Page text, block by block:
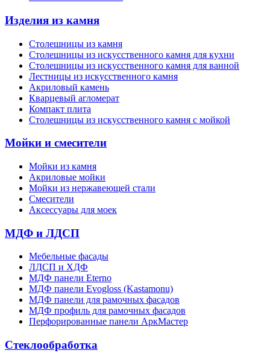
Изделия из камня
Столешницы из камня
Cтолешницы из искусственного камня для кухни
Cтолешницы из искусственного камня для ванной
Лестницы из искусственного камня
Акриловый камень
Кварцевый агломерат
Компакт плита
Столешницы из искусственного камня с мойкой
Мойки и смесители
Мойки из камня
Акриловые мойки
Мойки из нержавеющей стали
Смесители
Аксессуары для моек
МДФ и ЛДСП
Мебельные фасады
ЛДСП и ХДФ
МДФ панели Eterno
МДФ панели Evogloss (Kastamonu)
МДФ панели для рамочных фасадов
МДФ профиль для рамочных фасадов
Перфорированные панели АркМастер
Стеклообработка